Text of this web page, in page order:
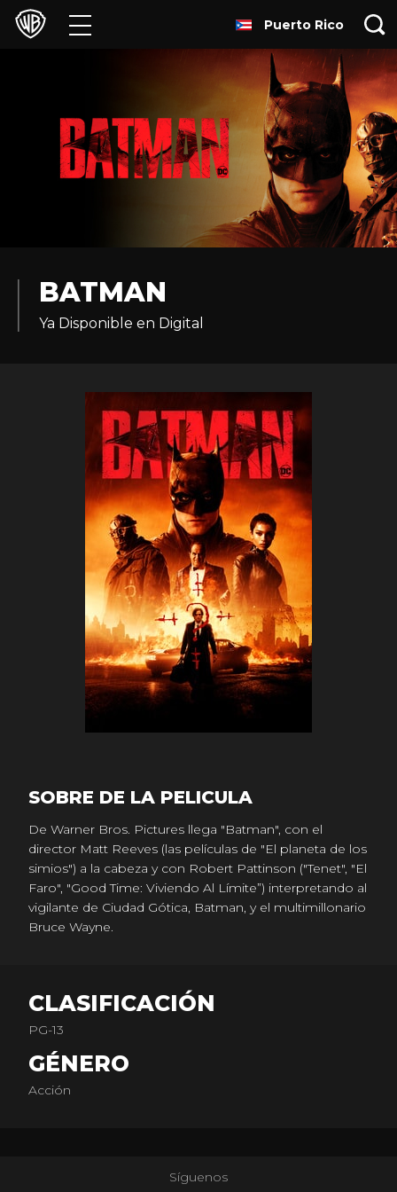
Películas
Juegos y Aplicaciones
Franquicias
Experiencias
Puerto Rico
BATMAN
Ya Disponible en Digital
SOBRE DE LA PELICULA
De Warner Bros. Pictures llega "Batman", con el
director Matt Reeves (las películas de "El planeta de los
simios") a la cabeza y con Robert Pattinson ("Tenet", "El
Faro", "Good Time: Viviendo Al Límite”) interpretando al
vigilante de Ciudad Gótica, Batman, y el multimillonario
Bruce Wayne.
CLASIFICACIÓN
PG-13
GÉNERO
Acción
Síguenos